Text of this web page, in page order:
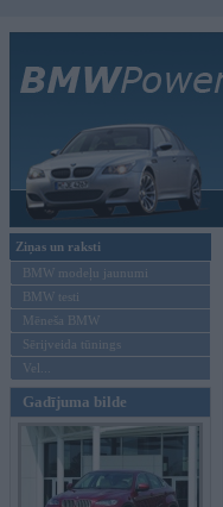
Ziņas un raksti
BMW modeļu jaunumi
BMW testi
Mēneša BMW
Sērijveida tūnings
Vel...
Gadījuma bilde